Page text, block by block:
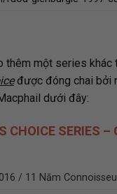
thêm một series
được đóng chai bởi
dưới đây:
CHOICE SERIES –
/ 11 Năm